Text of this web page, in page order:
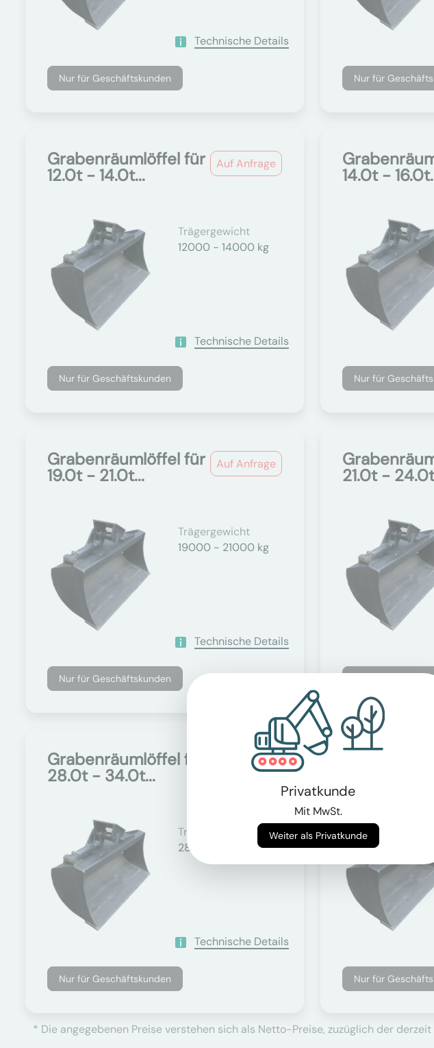
Technische Details
Nur für Geschäftskunden Nur für
Auf Anfrage
Grabenräumlöffel für
12.0t - 14.0t...
Trägergewicht
12000 - 14000 kg
Technische Details
Nur für Geschäftskunden
14.0t -
Nur für
Auf Anfrage
Grabenräumlöffel für
19.0t - 21.0t...
Trägergewicht
19000 - 21000 kg
Technische Details
Nur für Geschäftskunden
21.0t -
Nur für
Auf Anfrage
Grabenräumlöffel für
28.0t - 34.0t...
Trägergewicht
28000 - 34000 kg
Technische Details
Nur für Geschäftskunden
34.0t -
Nur für
* Die angegebenen Preise verstehen sich als Netto-Preise, zuzüglich der
Privatkunde
Mit MwSt.
Weiter als Privatkunde